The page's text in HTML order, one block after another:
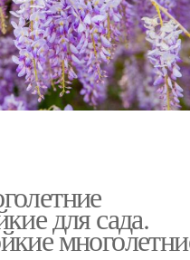
для сада.